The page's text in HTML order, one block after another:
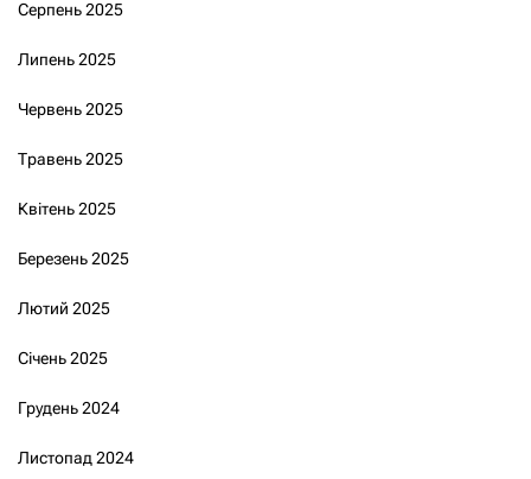
Серпень 2025
Липень 2025
Червень 2025
Травень 2025
Квітень 2025
Березень 2025
Лютий 2025
Січень 2025
Грудень 2024
Листопад 2024